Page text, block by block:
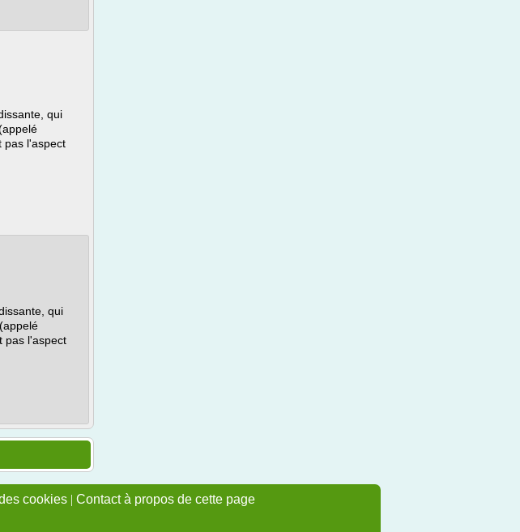
qui
pas l'aspect
qui
pas l'aspect
cookies | Contact à propos de cette page